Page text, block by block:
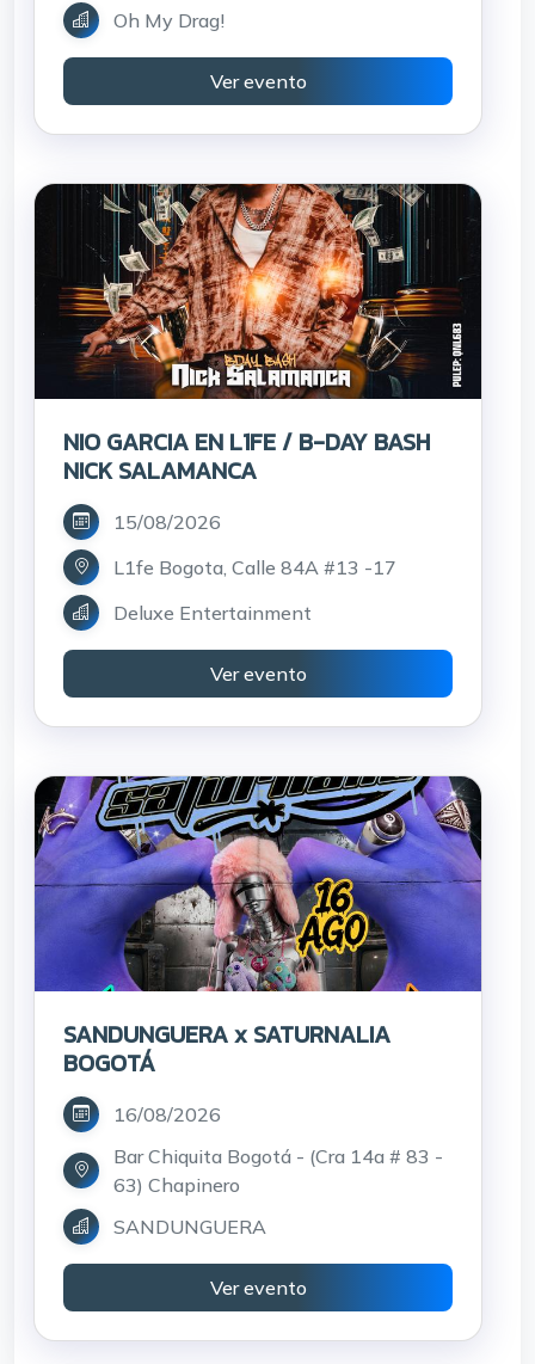
Oh My Drag!
Ver evento
NIO GARCIA EN L1FE / B-DAY BASH
NICK SALAMANCA
15/08/2026
L1fe Bogota, Calle 84A #13 -17
Deluxe Entertainment
Ver evento
SANDUNGUERA x SATURNALIA
BOGOTÁ
16/08/2026
Bar Chiquita Bogotá - (Cra 14a # 83 -
63) Chapinero
SANDUNGUERA
Ver evento